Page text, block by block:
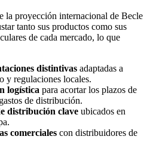
la proyección internacional de Becle
tanto sus productos como sus
de cada mercado, lo que
distintivas adaptadas a
y regulaciones locales.
logística para acortar los plazos de
de distribución.
distribución clave ubicados en
comerciales con distribuidores de